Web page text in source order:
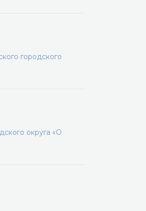
городского
округа «О